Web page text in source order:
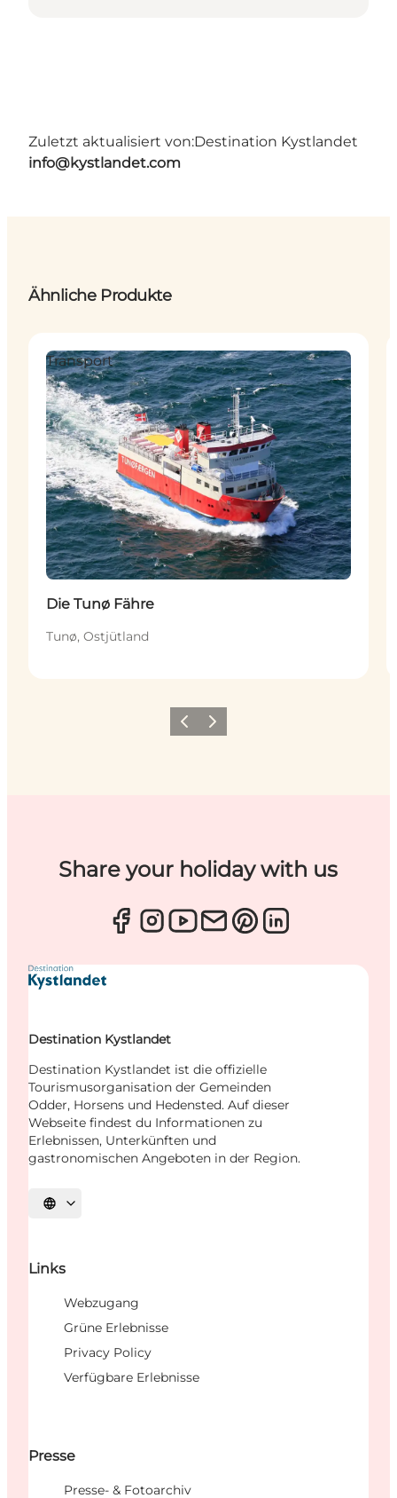
Zuletzt aktualisiert von:Destination Kystlandet
info@kystlandet.com
Ähnliche Produkte
Transport
Die Tunø Fähre
Tunø, Ostjütland
ZurückWeiter
Share your holiday with us
Destination Kystlandet
Destination Kystlandet ist die offizielle
Tourismusorganisation der Gemeinden
Odder, Horsens und Hedensted. Auf dieser
Webseite findest du Informationen zu
Erlebnissen, Unterkünften und
gastronomischen Angeboten in der Region.
Sprache auswählen
Links
Webzugang
Grüne Erlebnisse
Privacy Policy
Verfügbare Erlebnisse
Presse
Presse- & Fotoarchiv